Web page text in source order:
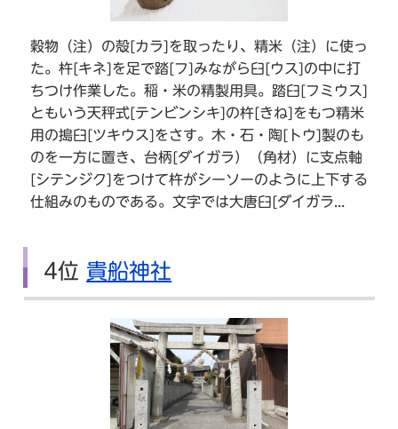
穀物（注）の殻[カラ]を取ったり、精米（注）に使っ
た。杵[キネ]を足で踏[フ]みながら臼[ウス]の中に打
ちつけ作業した。稲・米の精製用具。踏臼[フミウス]
ともいう天秤式[テンビンシキ]の杵[きね]をもつ精米
用の搗臼[ツキウス]をさす。木・石・陶[トウ]製のも
のを一方に置き、台柄[ダイガラ）（角材）に支点軸
[シテンジク]をつけて杵がシーソーのように上下する
仕組みのものである。文字では大唐臼[ダイガラ...
4位貴船神社